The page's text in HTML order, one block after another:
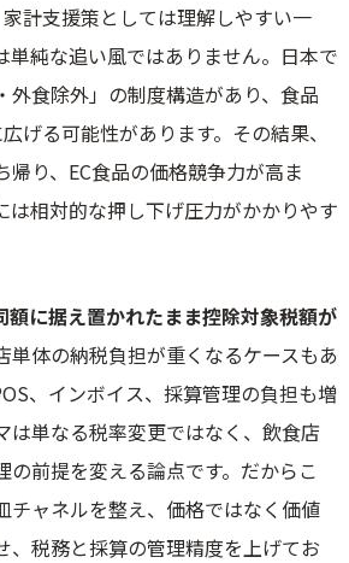
計支援策としては理解しやすい一
単純な追い風ではありません。日本で
外食除外」の制度構造があり、食品
げる可能性があります。その結果、
り、EC食品の価格競争力が高ま
は相対的な押し下げ圧力がかかりやす
額に据え置かれたまま控除対象税額が
単体の納税負担が重くなるケースもあ
、インボイス、採算管理の負担も増
は単なる税率変更ではなく、飲食店
の前提を変える論点です。だからこ
チャネルを整え、価格ではなく価値
、税務と採算の管理精度を上げてお